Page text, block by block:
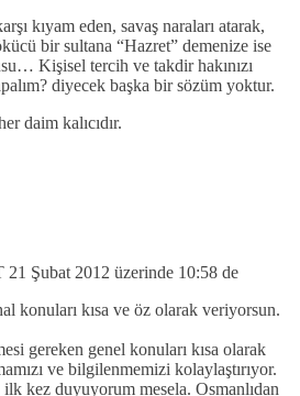
kıyam eden, savaş naraları atarak,
bir sultana “Hazret” demenize ise
Kişisel tercih ve takdir hakınızı
diyecek başka bir sözüm yoktur.
daim kalıcıdır.
21 Şubat 2012 üzerinde 10:58 de
konuları kısa ve öz olarak veriyorsun.
gereken genel konuları kısa olarak
ve bilgilenmemizi kolaylaştırıyor.
kez duyuyorum mesela. Osmanlıdan